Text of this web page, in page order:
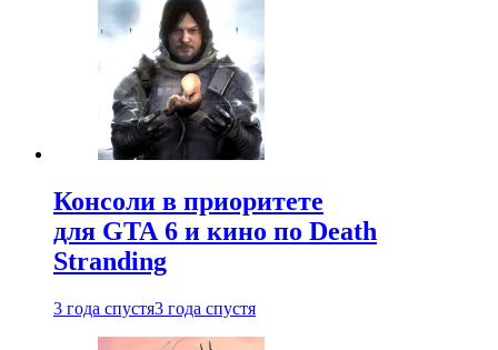
Консоли в приоритете
для GTA 6 и кино по Death
Stranding
3 года спустя3 года спустя